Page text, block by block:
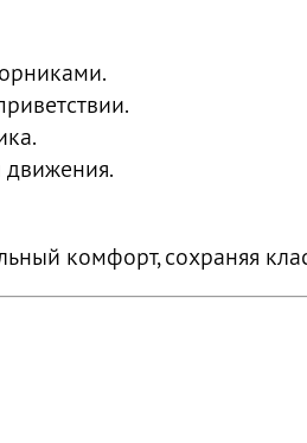
комфорт, сохраняя